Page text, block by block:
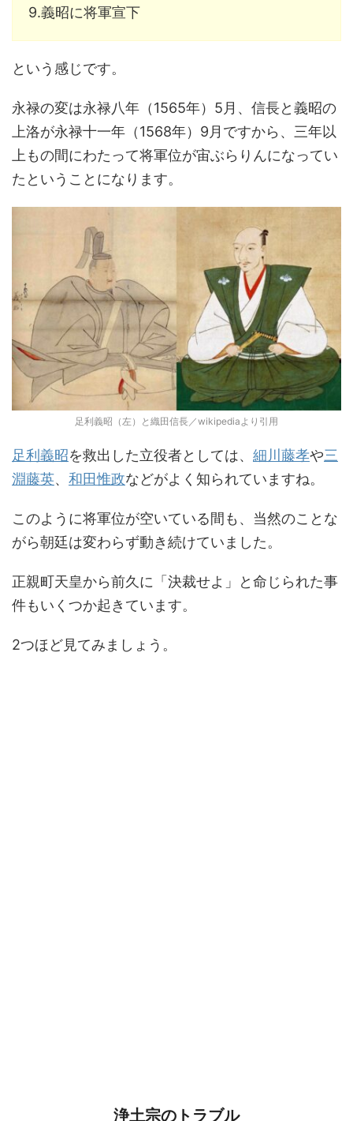
9.義昭に将軍宣下
という感じです。
永禄の変は永禄八年（1565年）5月、信長と義昭の
上洛が永禄十一年（1568年）9月ですから、三年以
上もの間にわたって将軍位が宙ぶらりんになってい
たということになります。
足利義昭（左）と織田信長／wikipediaより引用
足利義昭を救出した立役者としては、 細川藤孝や三
淵藤英、 和田惟政などがよく知られていますね。
このように将軍位が空いている間も、当然のことな
がら朝廷は変わらず動き続けていました。
正親町天皇から前久に「決裁せよ」と命じられた事
件もいくつか起きています。
2つほど見てみましょう。
浄土宗のトラブル